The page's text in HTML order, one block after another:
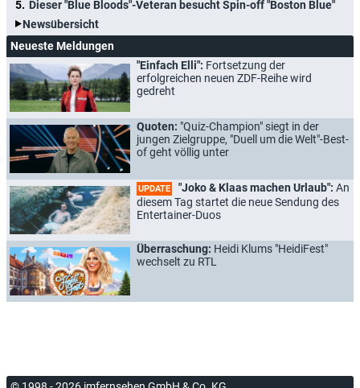
Dieser "Blue Bloods"-Veteran besucht Spin-off "Boston Blue"
Newsübersicht
Neueste Meldungen
"Einfach Elli": Fortsetzung der
erfolgreichen neuen ZDF-Reihe wird
gedreht
Quoten: "Quiz-Champion" siegt in der
jungen Zielgruppe, "Duell um die Welt"-Best-
of geht völlig unter
UPDATE "Joko & Klaas machen Urlaub": An
diesem Tag startet die neue Sendung des
Entertainer-Duos
Überraschung: Heidi Klums "HeidiFest"
wechselt zu RTL